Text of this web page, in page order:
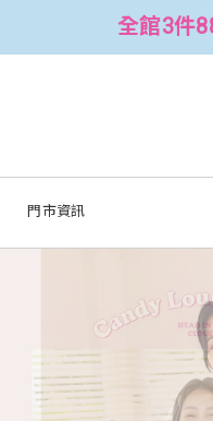
折$300 (可累折）
門市資訊